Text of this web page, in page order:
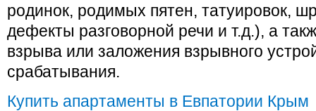
родинок, родимых пятен, татуировок,
дефекты разговорной речи и т.д.), а
взрыва или заложения взрывного
срабатывания.
Купить апартаменты в Евпатории Крым